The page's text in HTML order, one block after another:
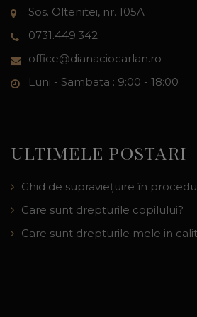
Sos. Oltenitei, nr. 105A
0731.449.342
office@dianaciocarlan.ro
Luni - Sambata : 9:00 - 18:00
ULTIMELE POSTARI
Ghid de supraviețuire în
Care sunt drepturile copilului?
Care sunt drepturile mele in